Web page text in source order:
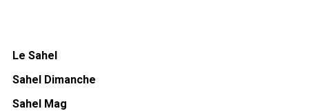
Le Sahel
Sahel Dimanche
Sahel Mag